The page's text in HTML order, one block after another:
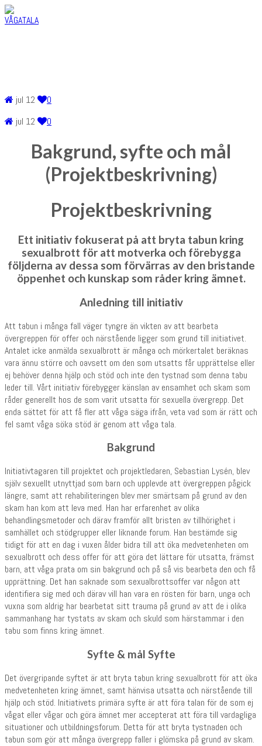
jul 12
0
jul 12 0
Bakgrund, syfte och mål
(Projektbeskrivning)
Projektbeskrivning
Ett initiativ fokuserat på att bryta tabun kring
sexualbrott för att motverka och förebygga
följderna av dessa som förvärras av den bristande
öppenhet och kunskap som råder kring ämnet.
Anledning till initiativ
Att tabun i många fall väger tyngre än vikten av att bearbeta
övergreppen för offer och närstående ligger som grund till initiativet.
Antalet icke anmälda sexualbrott är många och mörkertalet beräknas
vara ännu större och oavsett om den som utsatts får upprättelse eller
ej behöver denna hjälp och stöd och inte den tystnad som denna tabu
leder till. Vårt initiativ förebygger känslan av ensamhet och skam som
råder generellt hos de som varit utsatta för sexuella övergrepp. Det
enda sättet för att få fler att våga säga ifrån, veta vad som är rätt och
fel samt våga söka stöd är genom att våga tala.
Bakgrund
Initiativtagaren till projektet och projektledaren, Sebastian Lysén, blev
själv sexuellt utnyttjad som barn och upplevde att övergreppen pågick
längre, samt att rehabiliteringen blev mer smärtsam på grund av den
skam han kom att leva med. Han har erfarenhet av olika
behandlingsmetoder och därav framför allt bristen av tillhörighet i
samhället och stödgrupper eller liknande forum. Han bestämde sig
tidigt för att en dag i vuxen ålder bidra till att öka medvetenheten om
sexualbrott och dess offer för att göra det lättare för utsatta, främst
barn, att våga prata om sin bakgrund och på så vis bearbeta den och få
upprättning. Det han saknade som sexualbrottsoffer var någon att
identifiera sig med och därav vill han vara en rösten för barn, unga och
vuxna som aldrig har bearbetat sitt trauma på grund av att de i olika
sammanhang har tystats av skam och skuld som härstammar i den
tabu som finns kring ämnet.
Syfte & mål Syfte
Det övergripande syftet är att bryta tabun kring sexualbrott för att öka
medvetenheten kring ämnet, samt hänvisa utsatta och närstående till
hjälp och stöd. Initiativets primära syfte är att föra talan för de som ej
vågat eller vågar och göra ämnet mer accepterat att föra till vardagliga
situationer och utbildningsforum. Detta för att bryta tystnaden och
tabun som gör att många övergrepp faller i glömska på grund av skam.